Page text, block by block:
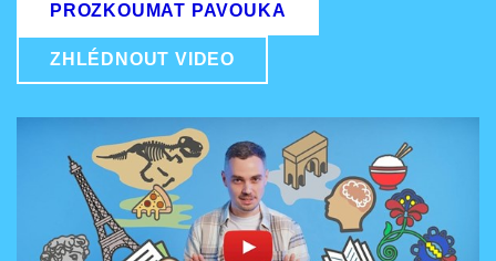
PROZKOUMAT PAVOUKA
ZHLÉDNOUT VIDEO
Povolit cookies a přehrát